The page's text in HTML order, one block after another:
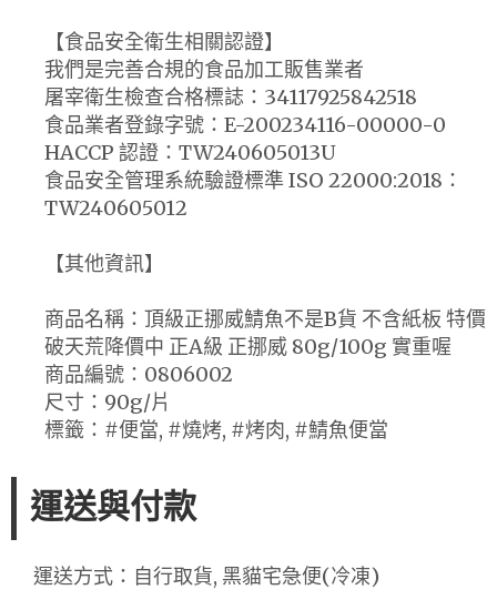
【食品安全衛生相關認證】
我們是完善合規的食品加工販售業者
屠宰衛生檢查合格標誌：34117925842518
食品業者登錄字號：E-200234116-00000-0
HACCP 認證：TW240605013U
食品安全管理系統驗證標準 ISO 22000:2018：
TW240605012
【其他資訊】
商品名稱：頂級正挪威鯖魚不是B貨 不含紙板 特價
破天荒降價中 正A級 正挪威 80g/100g 實重喔
商品編號：0806002
尺寸：90g/片
標籤：#便當, #燒烤, #烤肉, #鯖魚便當
運送與付款
運送方式：自行取貨, 黑貓宅急便(冷凍)